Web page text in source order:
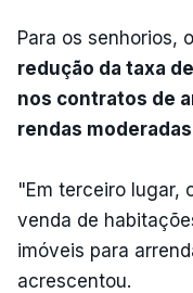
Para os senhorios,
redução da taxa
nos contratos de
rendas
"Em terceiro lugar,
venda de
imóveis para
acrescentou.